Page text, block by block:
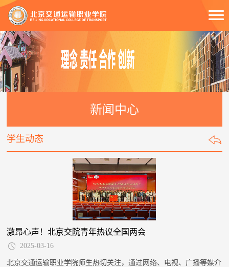
新闻中心
学生动态
激昂心声！北京交院青年热议全国两会
2025-03-16
北京交通运输职业学院师生热切关注，通过网络、电视、广播等媒介